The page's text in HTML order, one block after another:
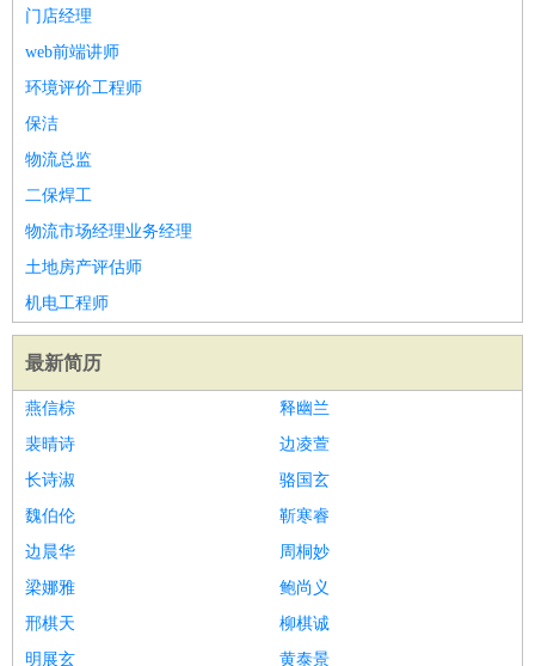
门店经理
web前端讲师
环境评价工程师
保洁
物流总监
二保焊工
物流市场经理业务经理
土地房产评估师
机电工程师
最新简历
燕信棕
释幽兰
裴晴诗
边凌萱
长诗淑
骆国玄
魏伯伦
靳寒睿
边晨华
周桐妙
梁娜雅
鲍尚义
邢棋天
柳棋诚
明展玄
黄泰景